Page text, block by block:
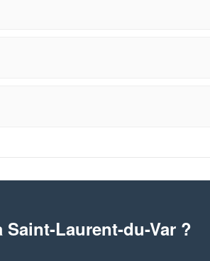
Laurent-du-Var ?